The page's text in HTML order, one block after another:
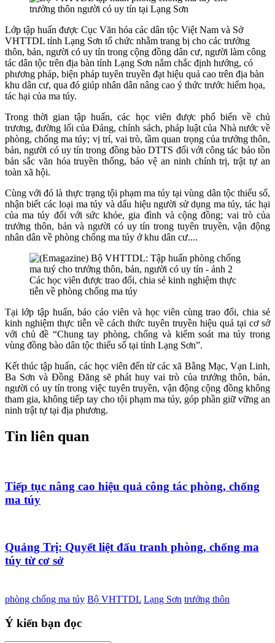
Lớp tập huấn được Cục Văn hóa các dân tộc Việt Nam và Sở
VHTTDL tỉnh Lạng Sơn tổ chức nhằm trang bị cho các trưởng
thôn, bản, người có uy tín trong cộng đồng dân cư, người làm công
tác dân tộc trên địa bàn tỉnh Lạng Sơn nắm chắc định hướng, có
phương pháp, biện pháp tuyên truyền đạt hiệu quả cao trên địa bàn
khu dân cư, qua đó giúp nhân dân nâng cao ý thức trước hiểm họa,
tác hại của ma túy.
Trong thời gian tập huấn, các học viên được phổ biến về chủ
trương, đường lối của Đảng, chính sách, pháp luật của Nhà nước về
phòng, chống ma túy; vị trí, vai trò, tầm quan trọng của trưởng thôn,
bản, người có uy tín trong đồng bào DTTS đối với công tác bảo tồn
bản sắc văn hóa truyền thống, bảo vệ an ninh chính trị, trật tự an
toàn xã hội.
Cùng với đó là thực trạng tội phạm ma túy tại vùng dân tộc thiểu số,
nhận biết các loại ma túy và dấu hiệu người sử dụng ma túy, tác hại
của ma túy đối với sức khỏe, gia đình và cộng đồng; vai trò của
trưởng thôn, bản và người có uy tín trong tuyên truyền, vận động
nhân dân về phòng chống ma túy ở khu dân cư....
Các học viên được trao đổi, chia sẻ kinh nghiệm thực
tiễn về phòng chống ma túy
Tại lớp tập huấn,báo cáo viên và học viên cùng trao đổi, chia sẻ
kinh nghiệm thực tiễn về cách thức tuyên truyền hiệu quả tại cơ sở
với chủ đề “Chung tay phòng, chống và kiểm soát ma túy trong
vùng đồng bào dân tộc thiểu số tại tỉnh Lạng Sơn”.
Kết thúc tập huấn, các học viên đến từ các xã Bằng Mạc, Vạn Linh,
Ba Sơn và Đồng Đăng sẽphát huy vai trò của trưởng thôn, bản,
người có uy tín trong việc tuyên truyền, vận động cộng đồng không
tham gia, không tiếp tay cho tội phạm ma túy, góp phần giữ vững an
ninh trật tự tại địa phương.
Tin liên quan
Tiếp tục nâng cao hiệu quả công tác phòng, chống
ma túy
Quảng Trị: Quyết liệt đấu tranh phòng, chống ma
túy từ cơ sở
phòng chống ma túy Bộ VHTTDL Lạng Sơn trưởng thôn
Ý kiến bạn đọc